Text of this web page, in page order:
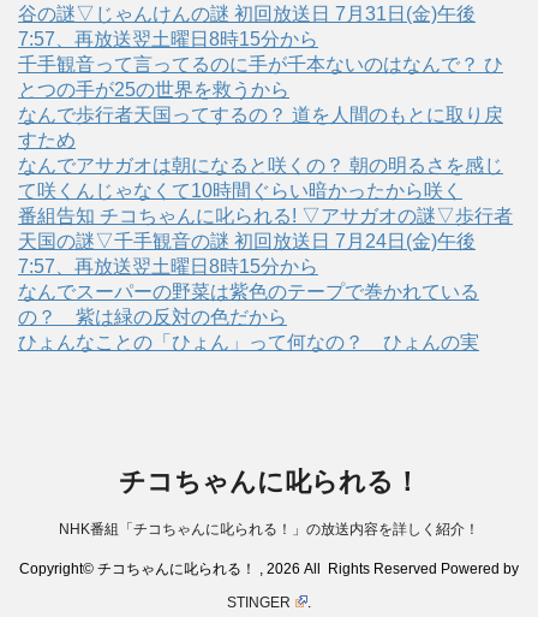
谷の謎▽じゃんけんの謎 初回放送日 7月31日(金)午後
7:57、再放送翌土曜日8時15分から
千手観音って言ってるのに手が千本ないのはなんで？ ひ
とつの手が25の世界を救うから
なんで歩行者天国ってするの？ 道を人間のもとに取り戻
すため
なんでアサガオは朝になると咲くの？ 朝の明るさを感じ
て咲くんじゃなくて10時間ぐらい暗かったから咲く
番組告知 チコちゃんに叱られる! ▽アサガオの謎▽歩行者
天国の謎▽千手観音の謎 初回放送日 7月24日(金)午後
7:57、再放送翌土曜日8時15分から
なんでスーパーの野菜は紫色のテープで巻かれている
の？ 紫は緑の反対の色だから
ひょんなことの「ひょん」って何なの？ ひょんの実
チコちゃんに叱られる！
NHK番組「チコちゃんに叱られる！」の放送内容を詳しく紹介！
Copyright© チコちゃんに叱られる！ , 2026 All Rights Reserved Powered by
STINGER
.